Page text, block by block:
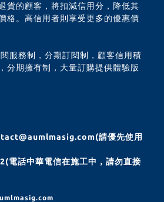
貨的顧客，將扣減信用分，降低其
格。高信用者則享受更多的優惠價
服務制，分期訂閱制，顧客信用積
分期擁有制，大量訂購提供體驗版
請優先使用
電話中華電信在施工中，請勿直接